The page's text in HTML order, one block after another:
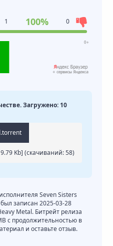
1 100% 0
Загружено: 10
Kb] (cкачиваний: 58)
Seven Sisters
записан 2025-03-28
Metal. Битрейт релиза
с продолжительностью в
и оставьте отзыв.